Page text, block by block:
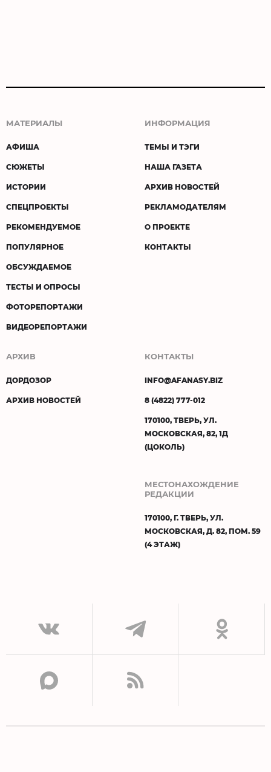
МАТЕРИАЛЫ
АФИША
СЮЖЕТЫ
ИСТОРИИ
СПЕЦПРОЕКТЫ
РЕКОМЕНДУЕМОЕ
ПОПУЛЯРНОЕ
ОБСУЖДАЕМОЕ
ТЕСТЫ И ОПРОСЫ
ФОТОРЕПОРТАЖИ
ВИДЕОРЕПОРТАЖИ
ИНФОРМАЦИЯ
ТЕМЫ И ТЭГИ
НАША ГАЗЕТА
АРХИВ НОВОСТЕЙ
РЕКЛАМОДАТЕЛЯМ
О ПРОЕКТЕ
КОНТАКТЫ
АРХИВ
ДОРДОЗОР
АРХИВ НОВОСТЕЙ
КОНТАКТЫ
INFO@AFANASY.BIZ
8 (4822) 777-012
170100, ТВЕРЬ, УЛ.
МОСКОВСКАЯ, 82, 1Д
(ЦОКОЛЬ)
МЕСТОНАХОЖДЕНИЕ
РЕДАКЦИИ
170100, Г. ТВЕРЬ, УЛ.
МОСКОВСКАЯ, Д. 82, ПОМ. 59
(4 ЭТАЖ)